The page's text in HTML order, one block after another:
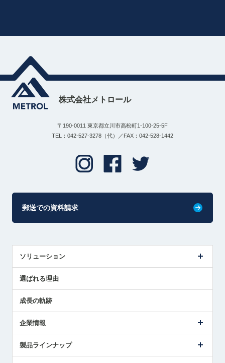
株式会社メトロール
〒190-0011 東京都立川市高松町1-100-25-5F
TEL：042-527-3278（代）／FAX：042-528-1442
郵送での資料請求
ソリューション
解決策提案
選ばれる理由
成長の軌跡
企業情報
ごあいさつ
製品ラインナップ